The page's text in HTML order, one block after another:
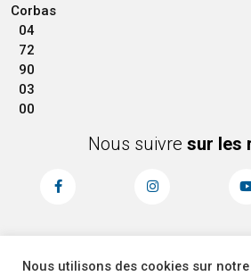
Corbas
04
72
90
03
00
Nous suivre sur les
MENTIONS LÉGALES
Nous utilisons des cookies sur